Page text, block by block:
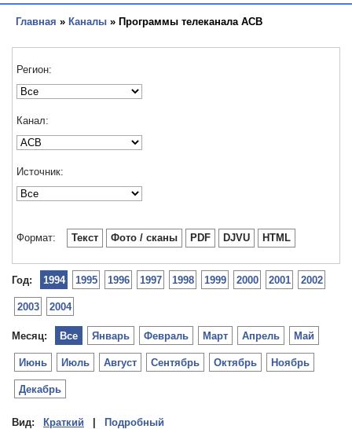
Главная » Каналы » Программы телеканала АСВ
Регион:
Канал:
Источник:
Формат: Текст Фото / сканы PDF DJVU HTML
Год: 1994 1995 1996 1997 1998 1999 2000 2001 2002
2003 2004
Месяц: Январь Февраль Март Апрель Май
Июнь Июль Август Сентябрь Октябрь Ноябрь
Декабрь
Все
Вид: Краткий Подробный